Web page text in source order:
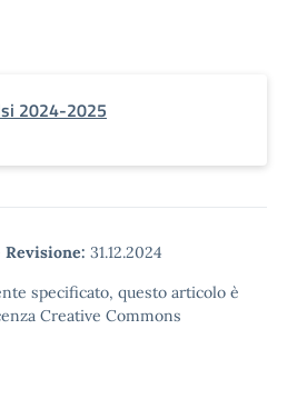
2024-2025
Revisione: 31.12.2024
specificato, questo articolo è
Creative Commons